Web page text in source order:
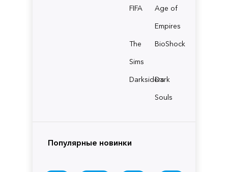
FIFA
Age of
Empires
The
Sims
BioShock
Darksiders
Dark
Souls
Популярные новинки